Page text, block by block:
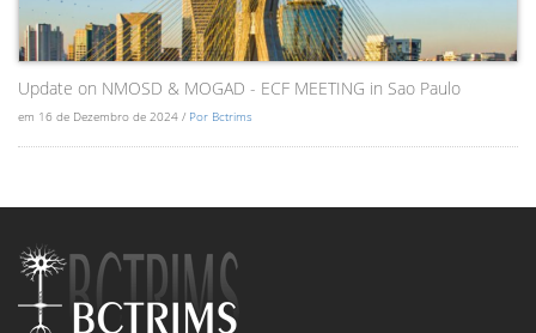
Update on NMOSD & MOGAD - ECF MEETING in Sao Paulo
em 16 de Dezembro de 2024 / Por Bctrims